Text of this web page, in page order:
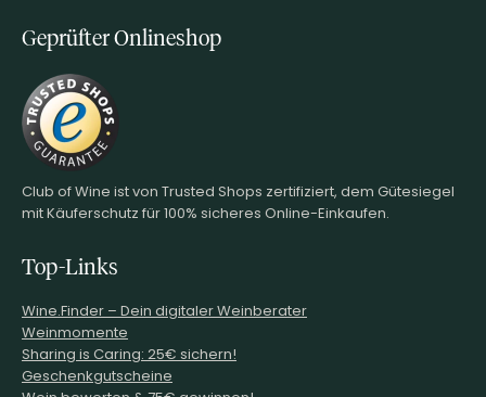
Geprüfter Onlineshop
Club of Wine ist von Trusted Shops zertifiziert, dem Gütesiegel
mit Käuferschutz für 100% sicheres Online-Einkaufen.
Top-Links
Wine.Finder – Dein digitaler Weinberater
Weinmomente
Sharing is Caring: 25€ sichern!
Geschenkgutscheine